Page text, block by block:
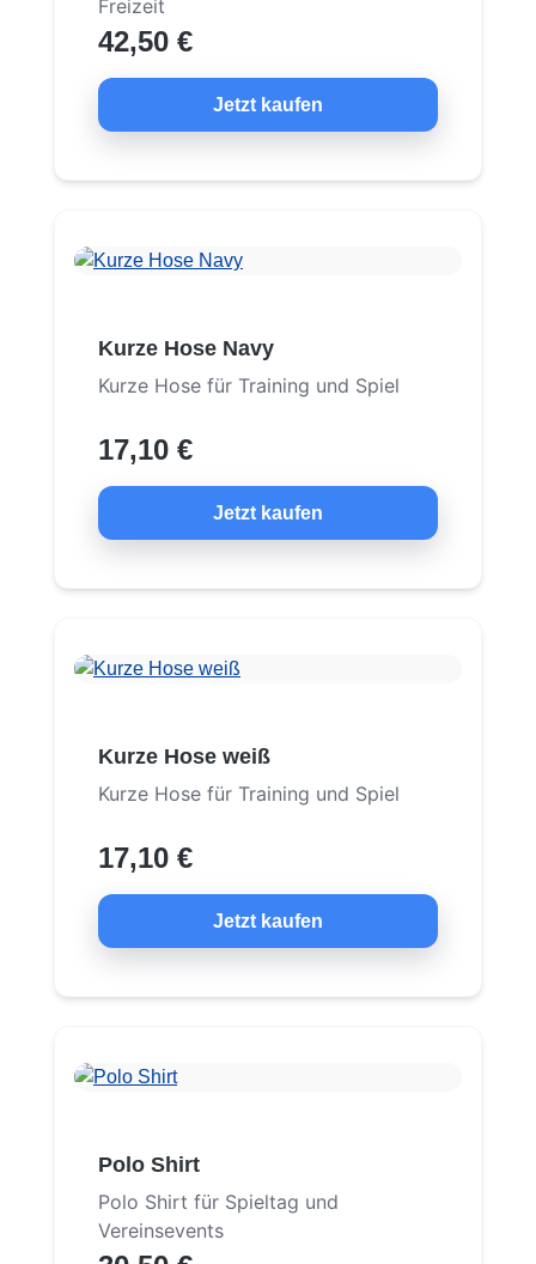
Freizeit
42,50 €
Jetzt kaufen
Kurze Hose Navy
Kurze Hose für Training und Spiel
17,10 €
Jetzt kaufen
Kurze Hose weiß
Kurze Hose für Training und Spiel
17,10 €
Jetzt kaufen
Polo Shirt
Polo Shirt für Spieltag und
Vereinsevents